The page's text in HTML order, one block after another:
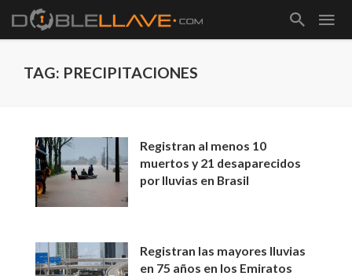
TAG: PRECIPITACIONES
Registran al menos 10
muertos y 21 desaparecidos
por lluvias en Brasil
Registran las mayores lluvias
en 75 años en los Emiratos